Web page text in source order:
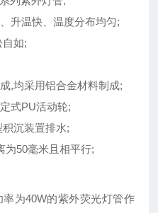
升温快、温度分布均匀;
如;
,均采用铝合金材料制成;
式PU活动轮;
沉装置排水;
为50毫米且相平行;
为40W的紫外荧光灯管作